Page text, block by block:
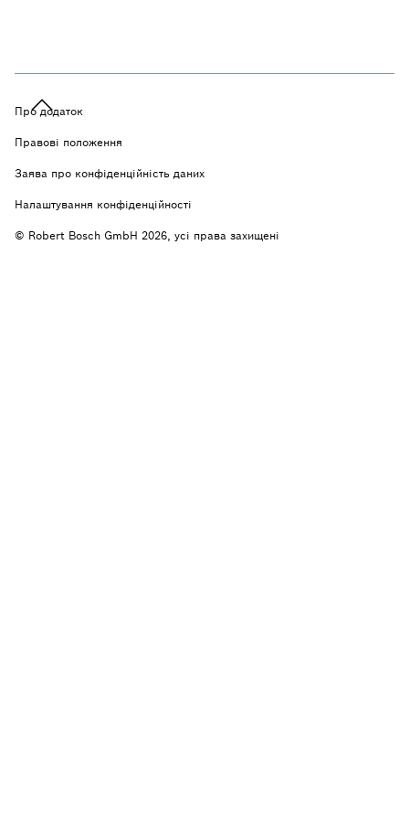
Про додаток
Правові положення
Заява про конфіденційність даних
Налаштування конфіденційності
© Robert Bosch GmbH 2026, усі права захищені